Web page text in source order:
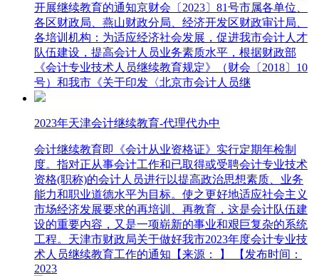
开展继续教育的通知京财会〔2023〕81号市属各单位、
各区财政局、燕山财政分局、经济开发区财政审计局、
各培训机构：为适应经济社会发展，促进我市会计人才
队伍建设，提高会计人员业务素质水平，根据财政部
《会计专业技术人员继续教育规定》（财会〔2018〕10
号）和我市《关于印发〈北京市会计人员继
2023年天津会计继续教育-代理代办中
会计继续教育即《会计从业资格证》实行定期年检制
度。指对正从事会计工作和已取得或受聘会计专业技术
资格(职称)的会计人员进行以提高政治思想素质、业务
能力和职业道德水平为目标。使之更好地适应社会主义
市场经济发展要求的再培训、再教育，这是会计队伍建
设的重要内容，又是一项崭新的事业和艰巨复杂的系统
工程。天津市财政局关于做好我市2023年度会计专业技
术人员继续教育工作的通知【来源： 】 【发布时间：
2023